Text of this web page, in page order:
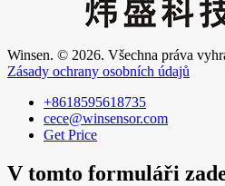
Winsen. © 2026. Všechna práva
Zásady ochrany osobních údajů
+8618595618735
cece@winsensor.com
Get Price
V tomto formuláři